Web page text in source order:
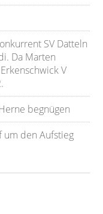
SV Datteln
Da Marten
V
begnügen
um den Aufstieg